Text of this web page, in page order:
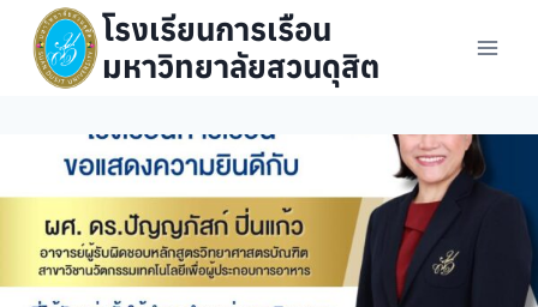
content
โรงเรียนการเรือน
มหาวิทยาลัยสวนดุสิต